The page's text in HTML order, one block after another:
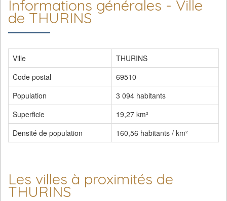
Informations générales - Ville
de THURINS
Ville
THURINS
Code postal
69510
Population
3 094 habitants
Superficie
19,27 km²
Densité de population
160,56 habitants / km²
Les villes à proximités de
THURINS